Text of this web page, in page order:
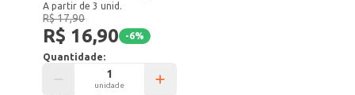
A partir de 3 unid.
R$ 17,90
R$ 16,90 -6%
Quantidade:
unidade